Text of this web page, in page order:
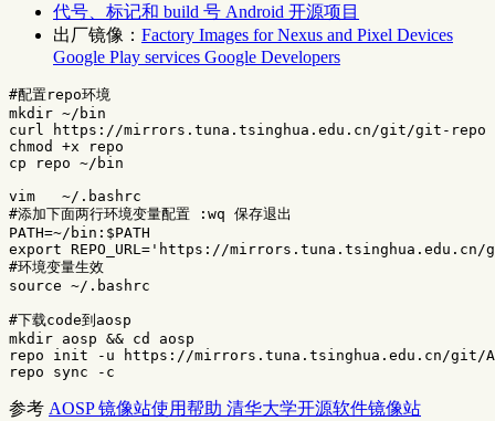
代号、标记和 build 号 Android 开源项目
出厂镜像： Factory Images for Nexus and Pixel Devices
Google Play services Google Developers
#配置repo环境
mkdir ~/bin
curl https://mirrors.tuna.tsinghua.edu.cn/git/git-repo
chmod
cp
repo ~/bin
#添加下面两行环境变量配置 :wq 保存退出
PATH=~/bin: $PATH
export REPO_URL= 'https://
#环境变量生效
source ~/.bashrc
#下载code到aosp
mkdir aosp && cd aosp
repo init
-u https://mirrors.tuna.tsinghua.edu.cn/git/
repo sync -c
参考 AOSP 镜像站使用帮助 清华大学开源软件镜像站